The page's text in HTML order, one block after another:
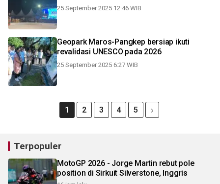
25 September 2025 12:46 WIB
Geopark Maros-Pangkep bersiap ikuti
revalidasi UNESCO pada 2026
25 September 2025 6:27 WIB
1 2 3 4 5
Terpopuler
MotoGP 2026 - Jorge Martin rebut pole
position di Sirkuit Silverstone, Inggris